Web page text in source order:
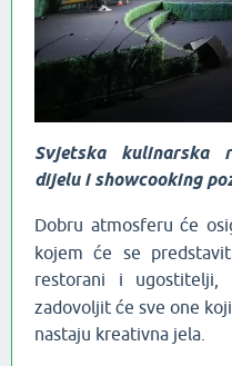
Svjetska kulinarska
dijelu i showcooking
Dobru atmosferu će
kojem će se
restorani i ugostitelji,
zadovoljit će sve one
nastaju kreativna jela.